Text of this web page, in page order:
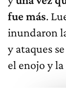
fue más.
inundaron
y ataques
el enojo y